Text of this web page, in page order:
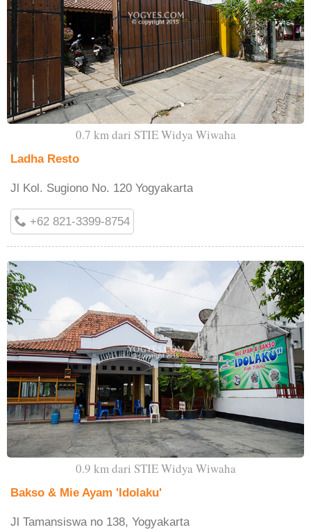
0.7 km dari STIE Widya Wiwaha
Ladha Resto
Jl Kol. Sugiono No. 120 Yogyakarta
+62 821-3399-8754
0.9 km dari STIE Widya Wiwaha
Bakso & Mie Ayam 'Idolaku'
Jl Tamansiswa no 138, Yogyakarta